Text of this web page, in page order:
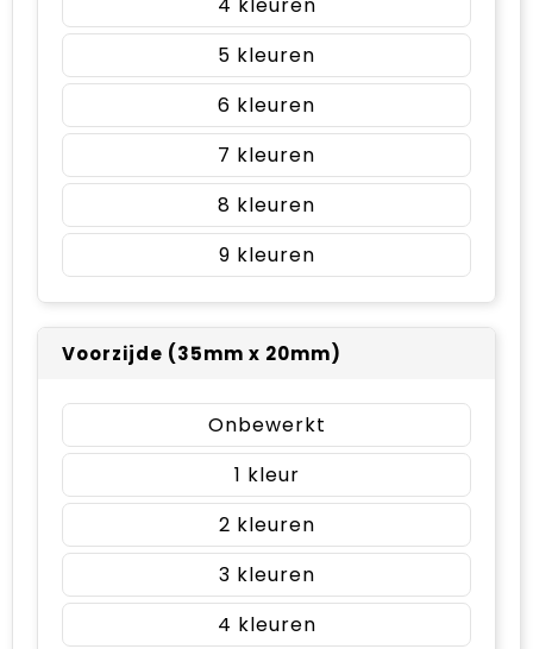
5
6
7
8
9
Voorzijde (35mm x 20mm)
Onbewerkt
1
2
3
4